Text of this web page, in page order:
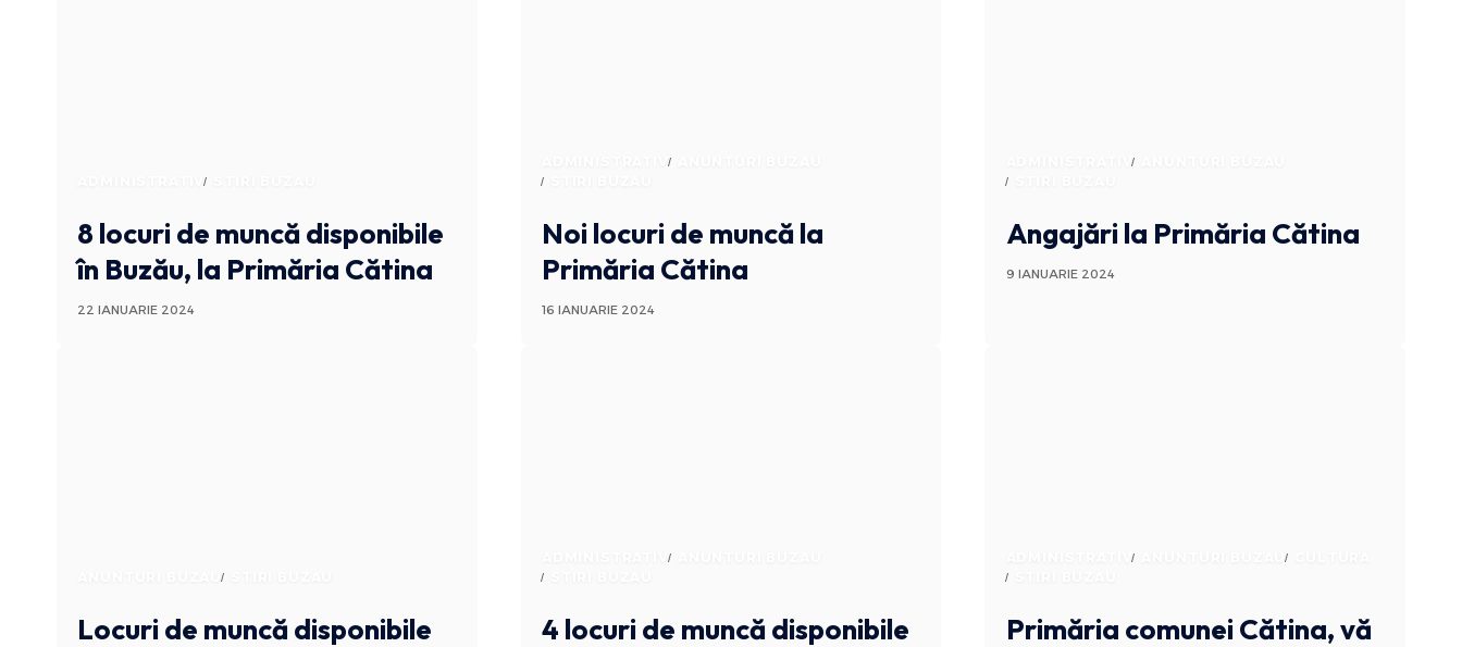
ADMINISTRATIV
8 locuri de muncă disponibile
în Buzău, la Primăria Cătina
22 IANUARIE 2024
ADMINISTRATIV
Noi locuri de muncă la
Primăria Cătina
16 IANUARIE 2024
ADMINISTRATIV
Angajări la Primăria Cătina
9 IANUARIE 2024
ANUNTURI BUZAU
Locuri de muncă disponibile
ADMINISTRATIV
4 locuri de muncă disponibile
ADMINISTRATIV ANUNTURI BUZAU
Primăria comunei Cătina, vă